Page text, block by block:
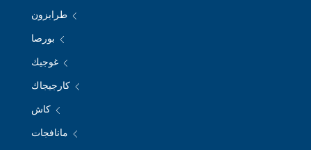
طرابزون
بورصا
غوجيك
كارجيجاك
كاش
مانافجات